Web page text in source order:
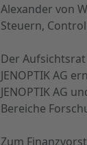
Alexander von
Steuern,
Der
JENOPTIK AG
JENOPTIK AG
Bereiche
Zum